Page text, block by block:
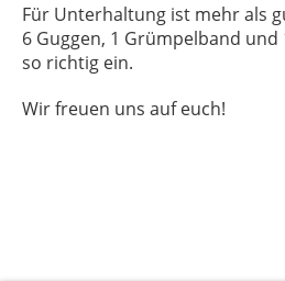
Für Unterhaltung ist mehr als
6 Guggen, 1 Grümpelband
so richtig ein.
Wir freuen uns auf euch!